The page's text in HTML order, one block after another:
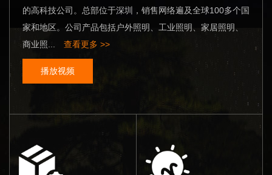
的高科技公司。总部位于深圳，销售网络遍及全球100多个国
家和地区。公司产品包括户外照明、工业照明、家居照明、
商业照...
查看更多 >>
播放视频